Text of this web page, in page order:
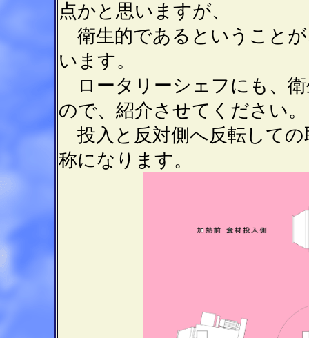
点かと思いますが、
衛生的であるということ
います。
ロータリーシェフにも、
ので、紹介させてください。
投入と反対側へ反転しての
称になります。